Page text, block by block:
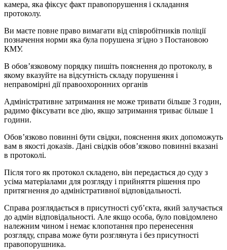
камера, яка фіксує факт правопорушення і складання
протоколу.
Ви маєте повне право вимагати від співробітників поліції
позначення норми яка була порушена згідно з Постановою
КМУ.
В обов’язковому порядку пишіть пояснення до протоколу, в
якому вказуйте на відсутність складу порушення і
неправомірні дії правоохоронних органів
Адміністративне затримання не може тривати більше 3 годин,
радимо фіксувати все дію, якщо затримання триває більше 1
години.
Обов’язково повинні бути свідки, пояснення яких допоможуть
вам в якості доказів. Дані свідків обов’язково повинні вказані
в протоколі.
Після того як протокол складено, він передається до суду з
усіма матеріалами для розгляду і прийняття рішення про
притягнення до адміністративної відповідальності.
Справа розглядається в присутності суб’єкта, який залучається
до адмін відповідальності. Але якщо особа, було повідомлено
належним чином і немає клопотання про перенесення
розгляду, справа може бути розглянута і без присутності
правопорушника.